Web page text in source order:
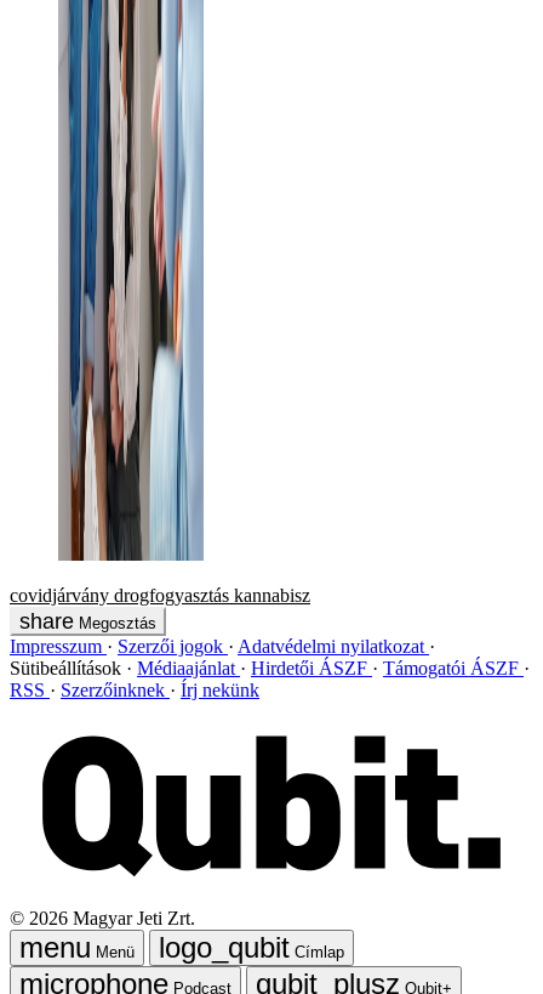
covidjárvány drogfogyasztás kannabisz
Megosztás
Impresszum Szerzői jogok
Adatvédelmi nyilatkozat
Sütibeállítások
Médiaajánlat Hirdetői ÁSZF
Támogatói ÁSZF
RSS
Szerzőinknek Írj nekünk
© 2026 Magyar Jeti Zrt.
Menü
Címlap
Podcast
Qubit+